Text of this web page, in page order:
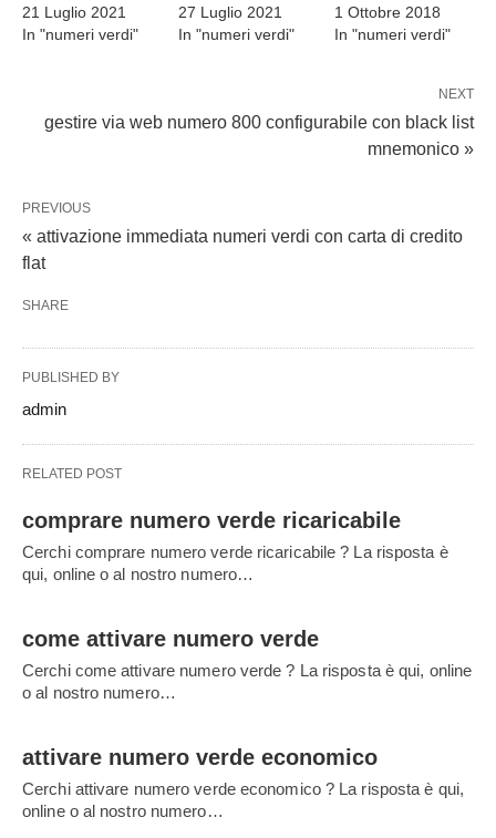
21 Luglio 2021
In "numeri verdi"
27 Luglio 2021
In "numeri verdi"
1 Ottobre 2018
In "numeri verdi"
NEXT
gestire via web numero 800 configurabile con black list
mnemonico »
PREVIOUS
« attivazione immediata numeri verdi con carta di credito
flat
SHARE
PUBLISHED BY
admin
RELATED POST
comprare numero verde ricaricabile
Cerchi comprare numero verde ricaricabile ? La risposta è
qui, online o al nostro numero…
come attivare numero verde
Cerchi come attivare numero verde ? La risposta è qui, online
o al nostro numero…
attivare numero verde economico
Cerchi attivare numero verde economico ? La risposta è qui,
online o al nostro numero…